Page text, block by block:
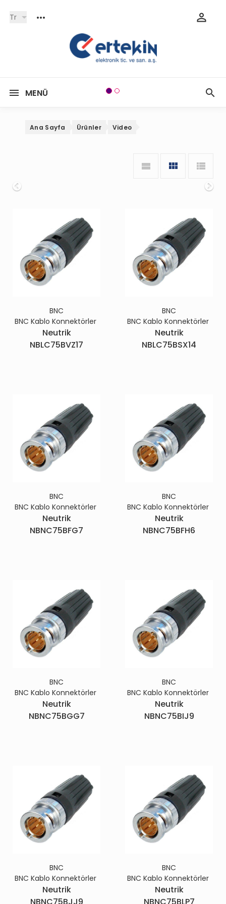
Tr
MENÜ
Onceki
Ana Sayfa Ürünler Video
BNC
BNC Kablo Konnektörler
Neutrik
NBLC75BVZ17
BNC
BNC Kablo Konnektörler
Neutrik
NBLC75BSX14
BNC
BNC Kablo Konnektörler
Neutrik
NBNC75BFG7
BNC
BNC Kablo Konnektörler
Neutrik
NBNC75BFH6
BNC
BNC Kablo Konnektörler
Neutrik
NBNC75BGG7
BNC
BNC Kablo Konnektörler
Neutrik
NBNC75BIJ9
BNC
BNC Kablo Konnektörler
Neutrik
BNC
BNC Kablo Konnektörler
Neutrik